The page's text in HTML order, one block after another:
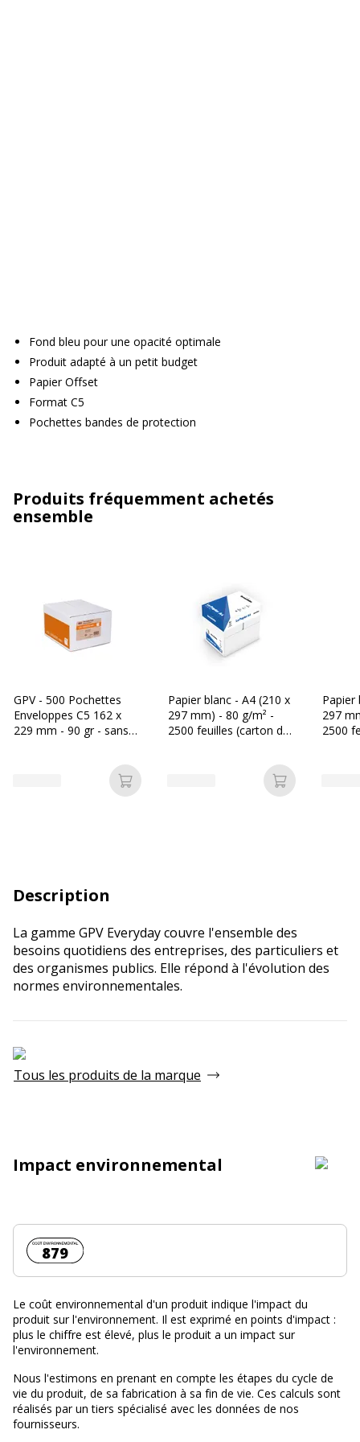
Fond bleu pour une opacité optimale
Produit adapté à un petit budget
Papier Offset
Format C5
Pochettes bandes de protection
Produits fréquemment achetés
ensemble
GPV - 500 Pochettes
Enveloppes C5 162 x
229 mm - 90 gr - sans
Ajouter au panier
Papier blanc - A4 (210 x
297 mm) - 80 g/m² -
2500 feuilles (carton de
Ajouter au
Papier
297
2500
Description
La gamme GPV Everyday couvre l'ensemble des
besoins quotidiens des entreprises, des particuliers et
des organismes publics. Elle répond à l'évolution des
normes environnementales.
Tous les produits de la marque
Impact environnemental
Coût environnemental :
879
Le coût environnemental d'un produit indique l'impact du
produit sur l'environnement. Il est exprimé en points d'impact :
plus le chiffre est élevé, plus le produit a un impact sur
l'environnement.
Nous l'estimons en prenant en compte les étapes du cycle de
vie du produit, de sa fabrication à sa fin de vie. Ces calculs sont
réalisés par un tiers spécialisé avec les données de nos
fournisseurs.